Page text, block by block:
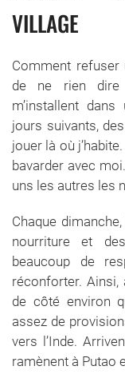
VILLAGE
Comment
de ne rien dire
m’installent
jours suivants,
jouer là où
bavarder avec
uns les autres les
Chaque
nourriture et
beaucoup de
réconforter. Ainsi,
de côté environ
assez de
vers l’Inde.
ramènent à Putao